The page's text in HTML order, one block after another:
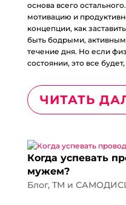
основа всего
мотивацию и
концепции, как
быть бодрыми,
течение дня. Но если
состоянии, это все
ЧИТАТЬ
Когда успевать
мужем?
Блог, ТМ и